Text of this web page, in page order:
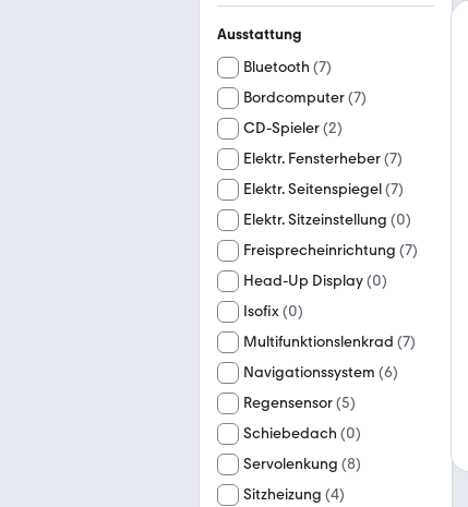
Ausstattung
Bluetooth (7)
Bordcomputer(7)
CD-Spieler(2)
Elektr. Fensterheber(7)
Elektr. Seitenspiegel(7)
Elektr. Sitzeinstellung (0)
Freisprecheinrichtung (7)
Head-Up Display(0)
Isofix(0)
Multifunktionslenkrad (7)
Navigationssystem (6)
Regensensor(5)
Schiebedach (0)
Servolenkung (8)
Sitzheizung (4)